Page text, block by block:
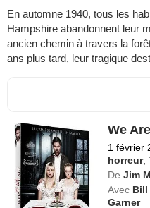
En automne 1940, tous les
Hampshire abandonnent leur
ancien chemin à travers la
ans plus tard, leur tragique
We
1 février
horreur,
De Jim
Avec Bill
Garner